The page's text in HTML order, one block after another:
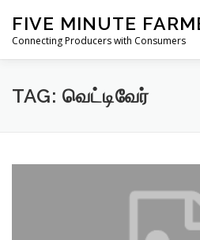
content
FIVE MINUTE
Connecting Producers with Consumers
FEATURES ABOUT
TAG: வெட்டிவேர்